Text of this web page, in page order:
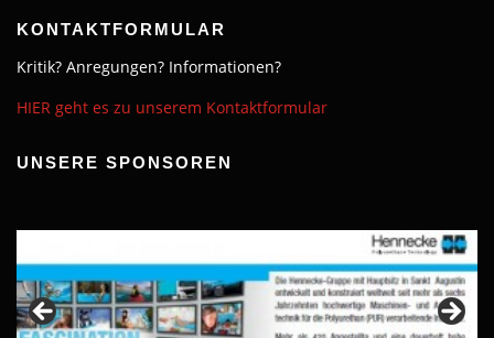
KONTAKTFORMULAR
Kritik? Anregungen? Informationen?
HIER geht es zu unserem Kontaktformular
UNSERE SPONSOREN